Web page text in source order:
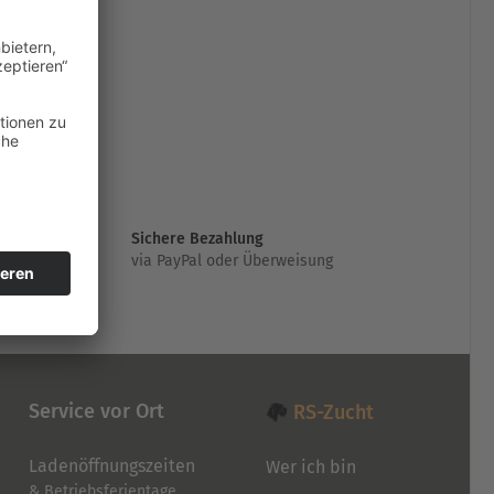
Sichere Bezahlung
via PayPal oder Überweisung
Service vor Ort
Ladenöffnungszeiten
RS-Zucht
Wer ich bin